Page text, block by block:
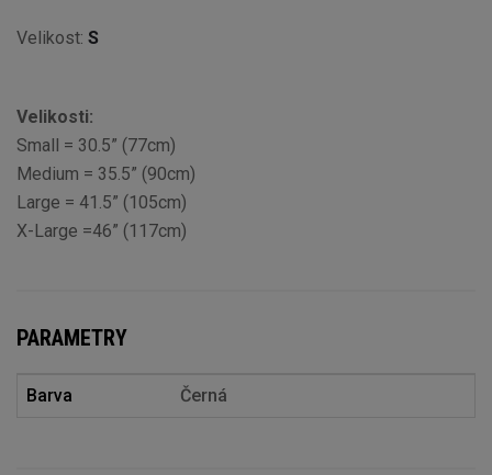
Velikost: S
Velikosti:
Small = 30.5” (77cm)
Medium = 35.5” (90cm)
Large = 41.5” (105cm)
X-Large =46” (117cm)
PARAMETRY
Barva Černá